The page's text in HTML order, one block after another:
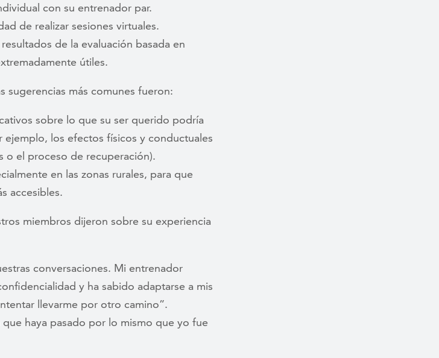
con su entrenador par.
de realizar sesiones virtuales.
de la evaluación basada en
útiles.
sugerencias más comunes fueron:
sobre lo que su ser querido podría
ejemplo, los efectos físicos y conductuales
o el proceso de recuperación).
en las zonas rurales, para que
accesibles.
miembros dijeron sobre su experiencia
conversaciones. Mi entrenador
y ha sabido adaptarse a mis
llevarme por otro camino”.
haya pasado por lo mismo que yo fue